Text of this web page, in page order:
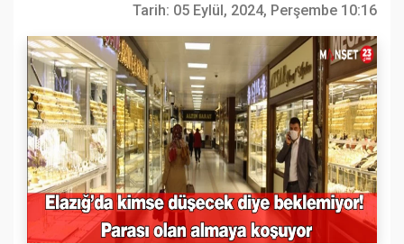
Tarih: 05 Eylül, 2024, Perşembe 10:16